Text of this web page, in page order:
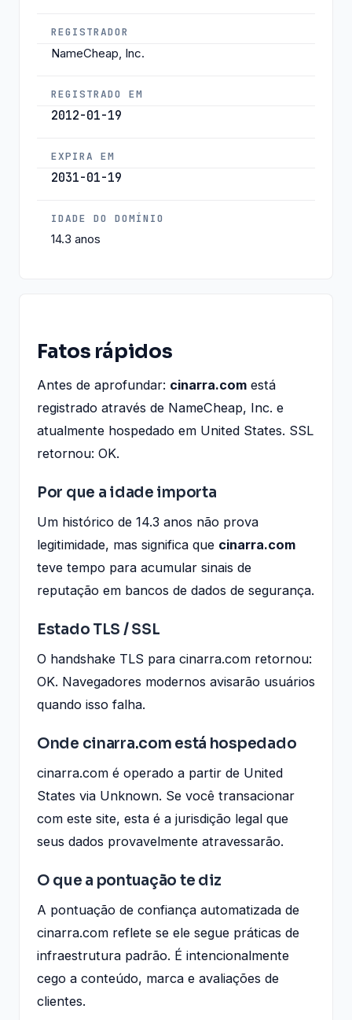
REGISTRADOR
NameCheap, Inc.
REGISTRADO EM
2012-01-19
EXPIRA EM
2031-01-19
IDADE DO DOMÍNIO
14.3 anos
Fatos rápidos
Antes de aprofundar: cinarra.com está
registrado através de NameCheap, Inc. e
atualmente hospedado em United States. SSL
retornou: OK.
Por que a idade importa
Um histórico de 14.3 anos não prova
legitimidade, mas significa que cinarra.com
teve tempo para acumular sinais de
reputação em bancos de dados de segurança.
Estado TLS / SSL
O handshake TLS para cinarra.com retornou:
OK. Navegadores modernos avisarão usuários
quando isso falha.
Onde cinarra.com está hospedado
cinarra.com é operado a partir de United
States via Unknown. Se você transacionar
com este site, esta é a jurisdição legal que
seus dados provavelmente atravessarão.
O que a pontuação te diz
A pontuação de confiança automatizada de
cinarra.com reflete se ele segue práticas de
infraestrutura padrão. É intencionalmente
cego a conteúdo, marca e avaliações de
clientes.